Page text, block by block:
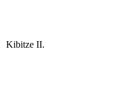
Kibitze II.